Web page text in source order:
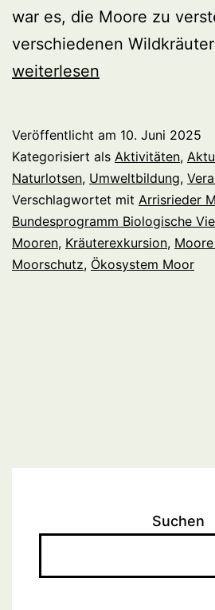
war es, die Moore zu
verschiedenen
weiterlesen
Veröffentlicht am 10. Juni 2025
Kategorisiert als Aktivitäten,
Naturlotsen, Umweltbildung,
Verschlagwortet mit Arrisrieder
Bundesprogramm Biologische
Mooren, Kräuterexkursion,
Moorschutz, Ökosystem Moor
Suchen